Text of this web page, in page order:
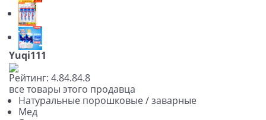
Yuqi111
Рейтинг: 4.84.84.8
все товары этого продавца
Натуральные порошковые / заварные
Мед